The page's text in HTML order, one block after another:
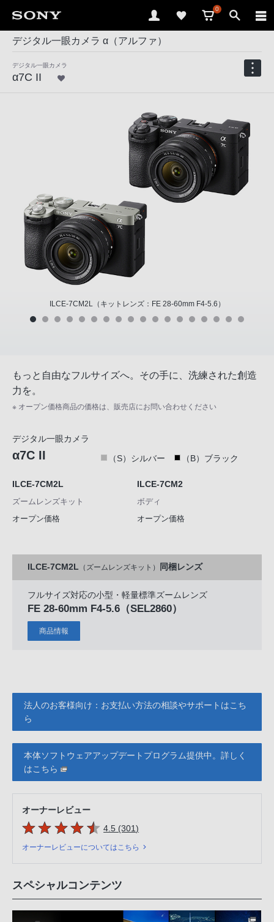
0
デジタル一眼カメラ α（アルファ）
デジタル一眼カメラ
α7C II
ILCE-7CM2L（キットレンズ：FE 28-60mm F4-5.6）
もっと自由なフルサイズへ。その手に、洗練された創造
力を。
※ オープン価格商品の価格は、販売店にお問い合わせください
デジタル一眼カメラ
α7C II （S）シルバー （B）ブラック
ILCE-7CM2L
ズームレンズキット
オープン価格
ILCE-7CM2
ボディ
オープン価格
ILCE-7CM2L （ズームレンズキット） 同梱レンズ
フルサイズ対応の小型・軽量標準ズームレンズ
FE 28-60mm F4-5.6 （SEL2860）
商品情報
法人のお客様向け：お支払い方法の相談やサポートはこち
ら
本体ソフトウェアアップデートプログラム提供中。詳しく
はこちら
オーナーレビュー
5つの星のうち
4.5 (301件のレビュー
)
オーナーレビューについてはこちら
スペシャルコンテンツ